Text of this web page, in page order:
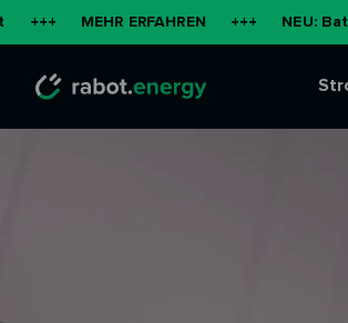
ERFAHREN +++ NEU: